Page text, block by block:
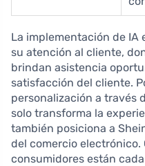
La implementación de IA
su atención al cliente,
brindan asistencia
satisfacción del cliente.
personalización a través
solo transforma la
también posiciona a
del comercio electrónico.
consumidores están